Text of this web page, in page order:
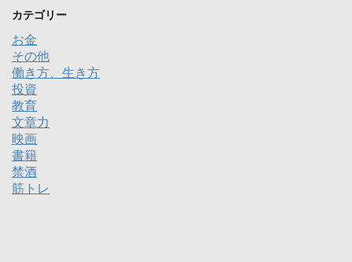
カテゴリー
お金
その他
働き方、生き方
投資
教育
文章力
映画
書籍
禁酒
筋トレ